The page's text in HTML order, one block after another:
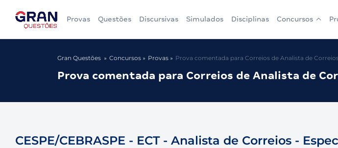
Provas Questões Discursivas Simulados Disciplinas Concursos
Gran Questões Concursos Provas Prova comentada para Correios de Analista de
Prova comentada para Correios de Analista de
CESPE/CEBRASPE - ECT - Analista de Correios -